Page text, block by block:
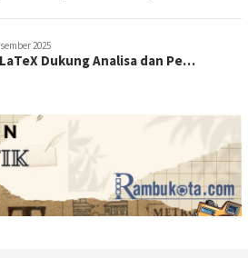
2025
Dukung Analisa dan Pe…